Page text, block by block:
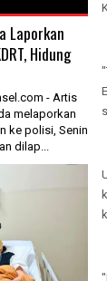
Laporkan
Hidung
- Artis
melaporkan
ke polisi, Senin
dilap...